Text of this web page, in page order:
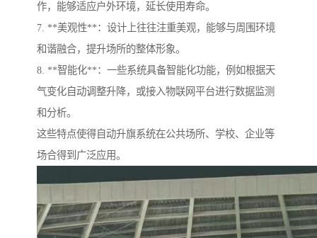
作，能够适应户外环境，延长使用寿命。
7. **美观性**：设计上往往注重美观，能够与周围环境
和谐融合，提升场所的整体形象。
8. **智能化**：一些系统具备智能化功能，例如根据天
气变化自动调整升降，或接入物联网平台进行数据监测
和分析。
这些特点使得自动升旗系统在公共场所、学校、企业等
场合得到广泛应用。